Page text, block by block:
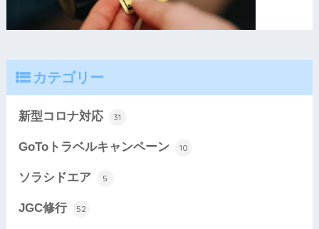
カテゴリー
新型コロナ対応 31
GoToトラベルキャンペーン 10
ソラシドエア 5
JGC修行 52